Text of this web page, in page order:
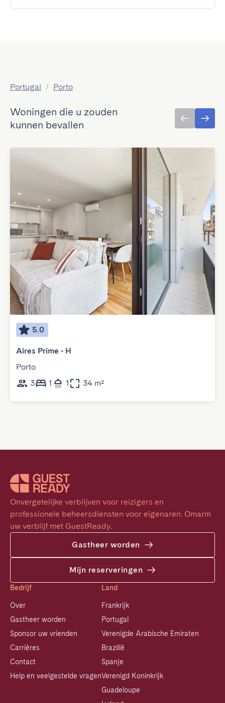
Portugal / Porto
Woningen die u zouden
kunnen bevallen
5.0
Aires Prime - H
Porto
3
1 1 34 m²
Onvergetelijke verblijven voor reizigers en
professionele beheersdiensten voor eigenaren. Omarm
uw verblijf met GuestReady.
Gastheer worden
Mijn reserveringen
Bedrijf
Over
Gastheer worden
Sponsor uw vrienden
Carrières
Contact
Help en veelgestelde vragen
Land
Frankrijk
Portugal
Verenigde Arabische Emiraten
Brazilië
Spanje
Verenigd Koninkrijk
Guadeloupe